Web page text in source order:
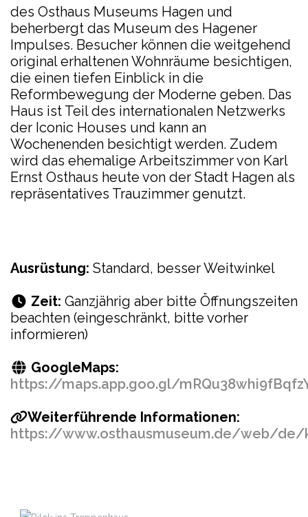
des Osthaus Museums Hagen und
beherbergt das Museum des Hagener
Impulses. Besucher können die weitgehend
original erhaltenen Wohnräume besichtigen,
die einen tiefen Einblick in die
Reformbewegung der Moderne geben. Das
Haus ist Teil des internationalen Netzwerks
der Iconic Houses und kann an
Wochenenden besichtigt werden. Zudem
wird das ehemalige Arbeitszimmer von Karl
Ernst Osthaus heute von der Stadt Hagen als
repräsentatives Trauzimmer genutzt.
Ausrüstung: Standard, besser Weitwinkel
Zeit: Ganzjährig aber bitte Öffnungszeiten
beachten (eingeschränkt, bitte vorher
informieren)
GoogleMaps:
https://maps.app.goo.gl/
Weiterführende Informationen:
https://www.osthausmuseum.de/web/